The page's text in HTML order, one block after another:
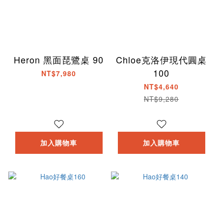
Heron 黑面琵鷺桌 90
NT$7,980
加入購物車
Chloe克洛伊現代圓桌
100
NT$4,640
NT$9,280
加入購物車